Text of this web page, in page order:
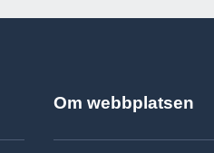
Om webbplatsen